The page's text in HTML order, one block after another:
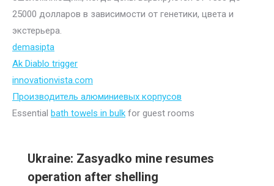
25000 долларов в зависимости от генетики, цвета и
экстерьера.
demasipta
Ak Diablo trigger
innovationvista.com
Производитель алюминиевых корпусов
Essential bath towels in bulk for guest rooms
Ukraine: Zasyadko mine resumes
operation after shelling